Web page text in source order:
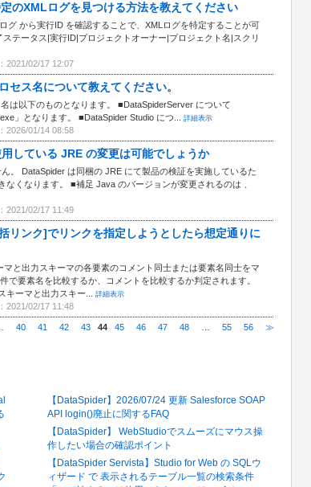
のXMLログを見つける方法を教えてください
グ から実行ID を確認することで、XMLログを特定することが可
テータス|実行ID|プロジェクトオーナー|プロジェクト名|スクリ
2021/02/17 12:07
ス名について教えてください。
は以下のものとなります。 ■DataSpiderServer について
」となります。 ■DataSpider Studio につ...
詳細表示
2026/01/14 08:58
している JRE の変更は可能でしょうか
。 DataSpider は同梱の JRE にて製品の検証を実施しているた
くなります。 ■補足 Java のバージョンが変更されるのは 、
2021/02/17 11:49
リンク]でリンクを指定しようとしたら想定通りに
と出力スキーマの各要素のコメント同士または要素名同士をマ
で要素名を比較するか、コメントを比較するか判定されます。
キーマと出力スキー...
詳細表示
2021/02/17 11:48
40 41 42 43 44 45 46 47 48 55 56 ≫
【DataSpider】2026/07/24 更新 Salesforce SOAP
API login()廃止に関するFAQ
【DataSpider】 WebStudioでスムーズにマウス操
作したい場合の確認ポイント
【DataSpider Servista】Studio for Web の SQLウ
ィザード で 表示されるテーブル一覧の検索条件